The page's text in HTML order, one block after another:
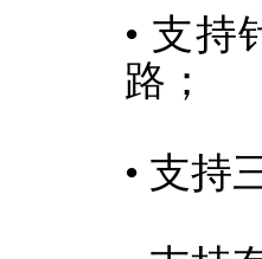
• 支持
路；
• 支持